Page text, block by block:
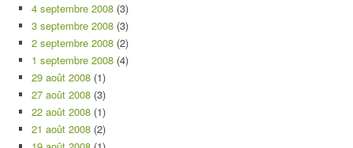
4 septembre 2008 (3)
3 septembre 2008 (3)
2 septembre 2008 (2)
1 septembre 2008 (4)
29 août 2008 (1)
27 août 2008 (3)
22 août 2008 (1)
21 août 2008 (2)